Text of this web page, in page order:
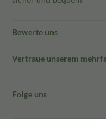
Bewerte uns
Vertraue unserem
Folge uns